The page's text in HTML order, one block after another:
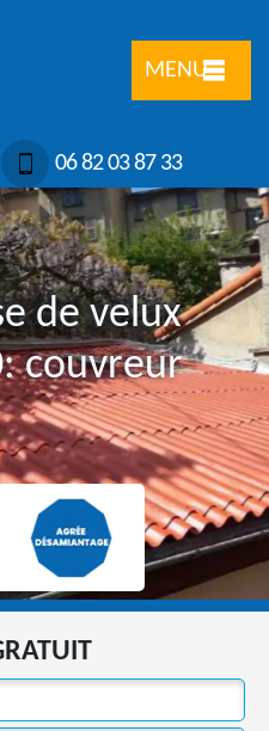
MENU
06 82 03 87 33
de velux
couvreur